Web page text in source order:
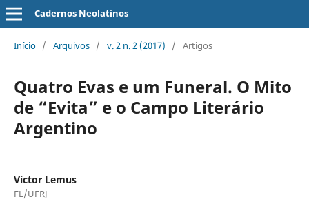
Cadernos Neolatinos
Início / Arquivos / v. 2 n. 2 (2017) / Artigos
Quatro Evas e um Funeral. O Mito
de “Evita” e o Campo Literário
Argentino
Víctor Lemus
FL/UFRJ